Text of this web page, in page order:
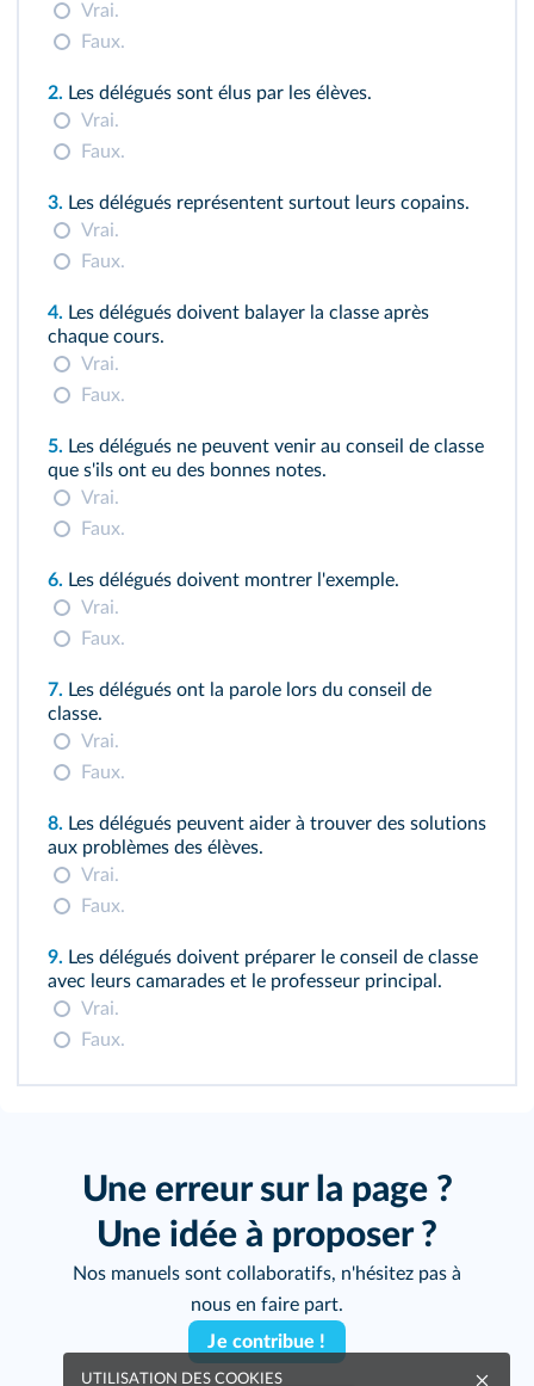
Vrai.
Faux.
2. Les délégués sont élus par les élèves.
Vrai.
Faux.
3. Les délégués représentent surtout leurs copains.
Vrai.
Faux.
4. Les délégués doivent balayer la classe après
chaque cours.
Vrai.
Faux.
5. Les délégués ne peuvent venir au conseil de classe
que s'ils ont eu des bonnes notes.
Vrai.
Faux.
6. Les délégués doivent montrer l'exemple.
Vrai.
Faux.
7. Les délégués ont la parole lors du conseil de
classe.
Vrai.
Faux.
8. Les délégués peuvent aider à trouver des solutions
aux problèmes des élèves.
Vrai.
Faux.
9. Les délégués doivent préparer le conseil de classe
avec leurs camarades et le professeur principal.
Vrai.
Faux.
Une erreur sur la page ?
Une idée à proposer ?
Nos manuels sont collaboratifs, n'hésitez pas à
nous en faire part.
Je contribue !
UTILISATION DES COOKIES